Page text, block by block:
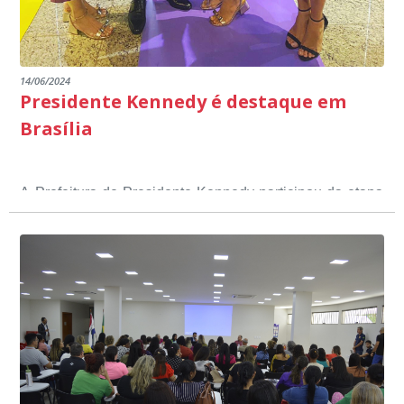
14/06/2024
Presidente Kennedy é destaque em
Brasília
A Prefeitura de Presidente Kennedy participou da etapa
nacional do 12º Prêmio Sebrae Prefeitura
Empreendedora, que visou valorizar e destacar o papel
dos gestores públicos comprometidos com o
desenvolvimento socioeconômico dos municípios, a
partir de iniciativas que estimulam o empreendedorismo,
a competitividade dos pequenos negócios e a
modernização da gestão pública local. O evento
aconteceu nesta terça-feira (11) em Brasília.